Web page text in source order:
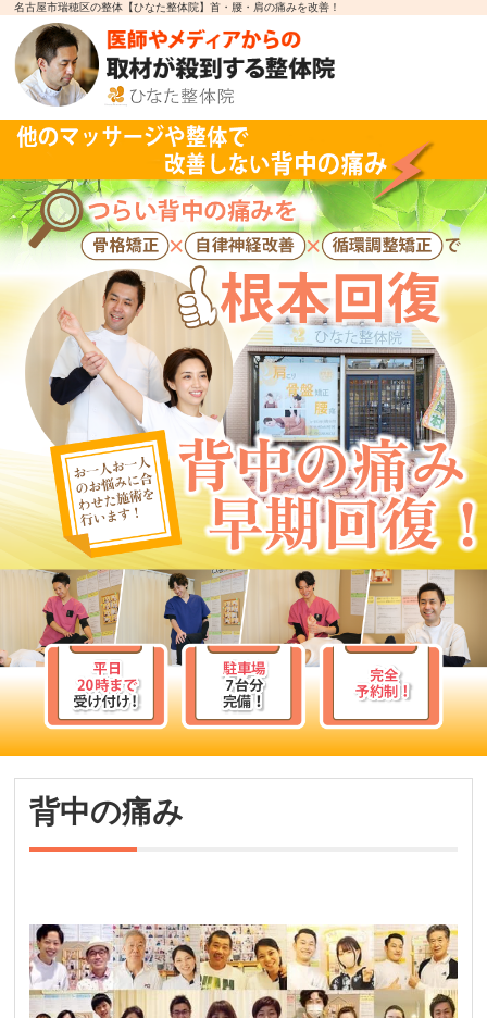
名古屋市瑞穂区の整体【ひなた整体院】首・腰・肩の痛みを改善！
背中の痛み